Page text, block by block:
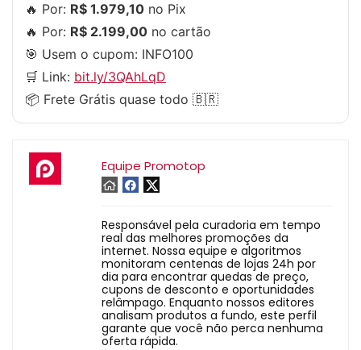
🔥 Por: R$ 1.979,10 no Pix
🔥 Por: R$ 2.199,00 no cartão
🎯 Usem o cupom: INFO100
🛒 Link: bit.ly/3QAhLqD
📦 Frete Grátis quase todo 🇧🇷
Equipe Promotop
Responsável pela curadoria em tempo
real das melhores promoções da
internet. Nossa equipe e algoritmos
monitoram centenas de lojas 24h por
dia para encontrar quedas de preço,
cupons de desconto e oportunidades
relâmpago. Enquanto nossos editores
analisam produtos a fundo, este perfil
garante que você não perca nenhuma
oferta rápida.